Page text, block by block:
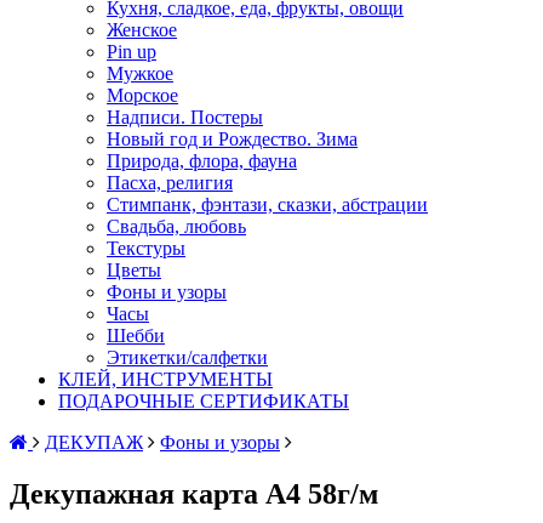
Кухня, сладкое, еда, фрукты, овощи
Женское
Pin up
Мужкое
Морское
Надписи. Постеры
Новый год и Рождество. Зима
Природа, флора, фауна
Пасха, религия
Стимпанк, фэнтази, сказки, абстрации
Свадьба, любовь
Текстуры
Цветы
Фоны и узоры
Часы
Шебби
Этикетки/салфетки
КЛЕЙ, ИНСТРУМЕНТЫ
ПОДАРОЧНЫЕ СЕРТИФИКАТЫ
ДЕКУПАЖ
Фоны и узоры
Декупажная карта А4 58г/м